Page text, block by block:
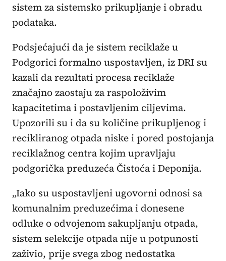
sistem za sistemsko prikupljanje i obradu
podataka.
Podsjećajući da je sistem reciklaže u
Podgorici formalno uspostavljen, iz DRI su
kazali da rezultati procesa reciklaže
značajno zaostaju za raspoloživim
kapacitetima i postavljenim ciljevima.
Upozorili su i da su količine prikupljenog i
recikliranog otpada niske i pored postojanja
reciklažnog centra kojim upravljaju
podgorička preduzeća Čistoća i Deponija.
„Iako su uspostavljeni ugovorni odnosi sa
komunalnim preduzećima i donesene
odluke o odvojenom sakupljanju otpada,
sistem selekcije otpada nije u potpunosti
zaživio, prije svega zbog nedostatka